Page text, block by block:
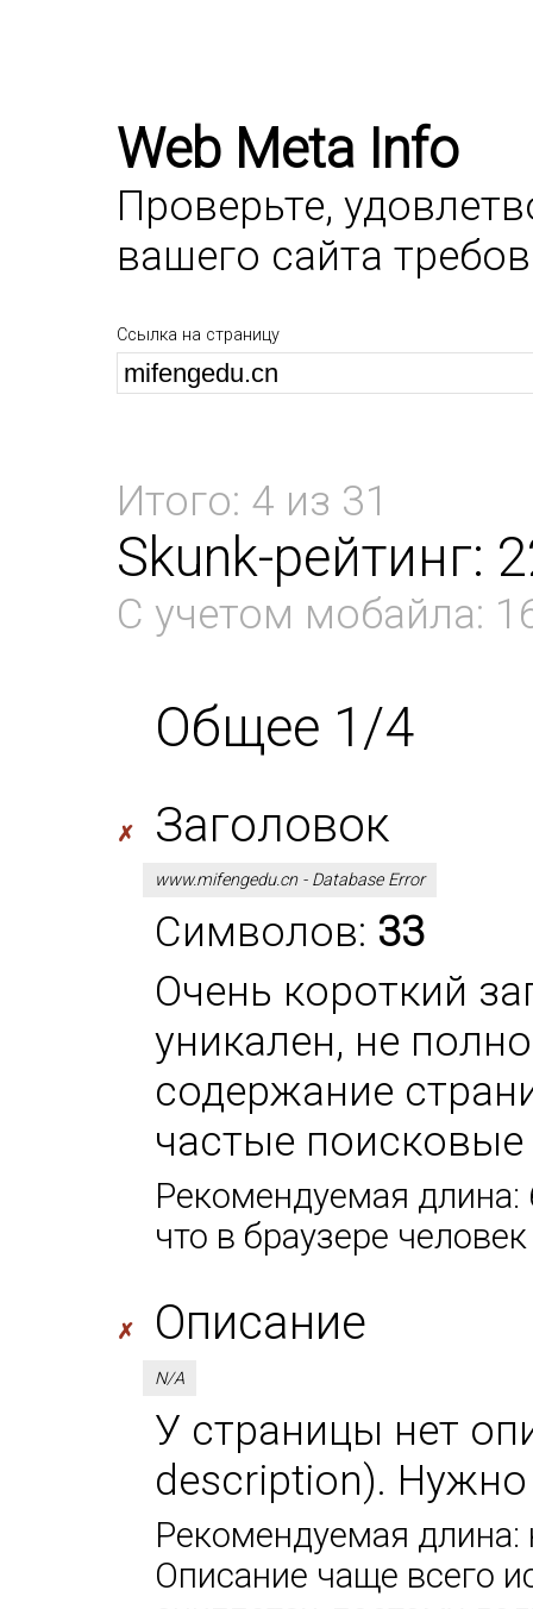
Web Meta Info
Проверьте,
вашего сайта
Ссылка на страницу
Итого: 4 из 31
Skunk-рейтинг:
С учетом мобайла:
Общее 1/4
✗ Заголовок
www.mifengedu.cn - Database Error
Символов: 33
Очень короткий
уникален, не
содержание
частые
Рекомендуемая длина:
что в браузере
✗ Описание
N/A
У страницы нет
description).
Рекомендуемая длина:
Описание чаще всего